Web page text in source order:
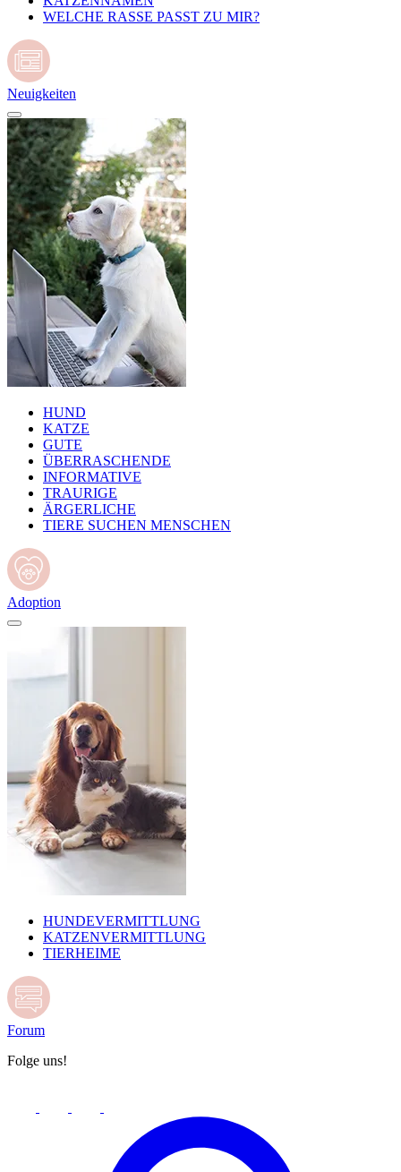
WELCHE RASSE PASST ZU MIR?
Neuigkeiten
HUND
KATZE
GUTE
ÜBERRASCHENDE
INFORMATIVE
TRAURIGE
ÄRGERLICHE
TIERE SUCHEN MENSCHEN
Adoption
HUNDEVERMITTLUNG
KATZENVERMITTLUNG
TIERHEIME
Forum
Folge uns!